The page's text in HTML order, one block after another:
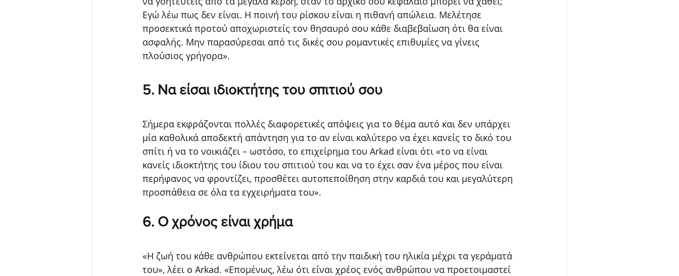
Εγώ λέω πως δεν είναι. Η ποινή του ρίσκου είναι η πιθανή απώλεια. Μελέτησε
προσεκτικά προτού αποχωριστείς τον θησαυρό σου κάθε διαβεβαίωση ότι θα είναι
ασφαλής. Μην παρασύρεσαι από τις δικές σου ρομαντικές επιθυμίες να γίνεις
πλούσιος γρήγορα».
5. Να είσαι ιδιοκτήτης του σπιτιού σου
Σήμερα εκφράζονται πολλές διαφορετικές απόψεις για το θέμα αυτό και δεν υπάρχει
μία καθολικά αποδεκτή απάντηση για το αν είναι καλύτερο να έχει κανείς το δικό του
σπίτι ή να το νοικιάζει – ωστόσο, το επιχείρημα του Arkad είναι ότι «το να είναι
κανείς ιδιοκτήτης του ίδιου του σπιτιού του και να το έχει σαν ένα μέρος που είναι
περήφανος να φροντίζει, προσθέτει αυτοπεποίθηση στην καρδιά του και μεγαλύτερη
προσπάθεια σε όλα τα εγχειρήματα του».
6. Ο χρόνος είναι χρήμα
«Η ζωή του κάθε ανθρώπου εκτείνεται από την παιδική του ηλικία μέχρι τα γεράματά
του», λέει ο Arkad. «Επομένως, λέω ότι είναι χρέος ενός ανθρώπου να προετοιμαστεί